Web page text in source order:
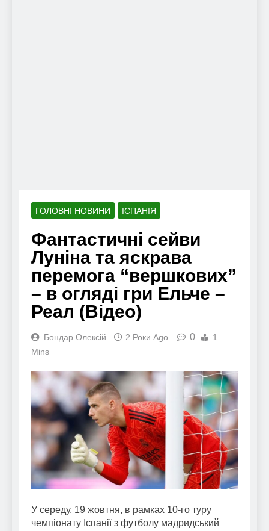
ГОЛОВНІ НОВИНИ ІСПАНІЯ
Фантастичні сейви
Луніна та яскрава
перемога “вершкових”
– в огляді гри Ельче –
Реал (Відео)
Бондар Олексій 2 Роки Ago 0
1
Mins
У середу, 19 жовтня, в рамках 10-го туру
чемпіонату Іспанії з футболу мадридський